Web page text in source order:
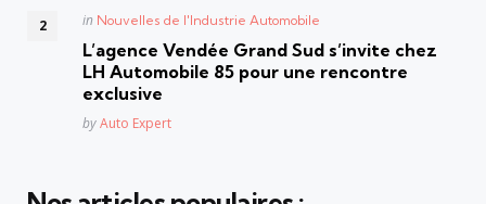
Posted
in Nouvelles de l'Industrie Automobile
L’agence Vendée Grand Sud s’invite chez
LH Automobile 85 pour une rencontre
exclusive
Posted
byAuto Expert